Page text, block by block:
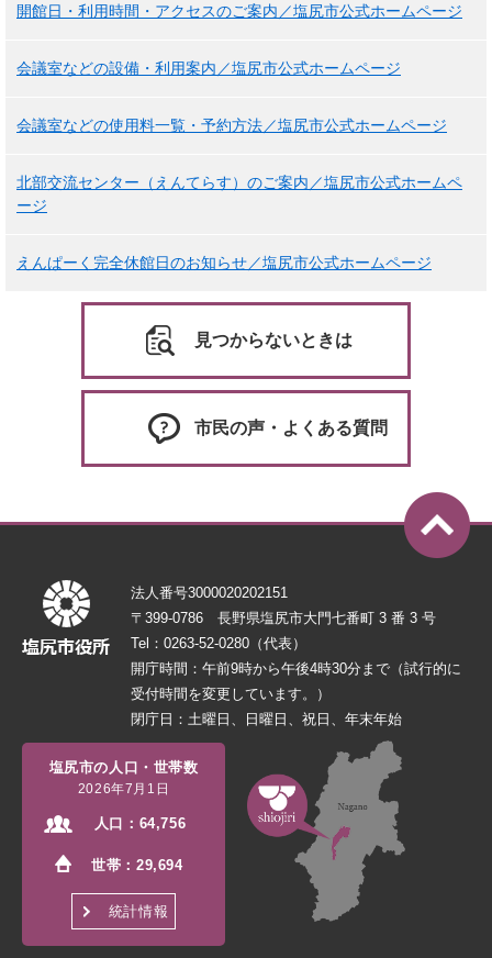
開館日・利用時間・アクセスのご案内／塩尻市公式ホームページ
会議室などの設備・利用案内／塩尻市公式ホームページ
会議室などの使用料一覧・予約方法／塩尻市公式ホームページ
北部交流センター（えんてらす）のご案内／塩尻市公式ホームペ
ージ
えんぱーく完全休館日のお知らせ／塩尻市公式ホームページ
見つからないときは
市民の声・よくある質問
法人番号3000020202151
〒399-0786 長野県塩尻市大門七番町 3 番 3 号
Tel：0263-52-0280（代表）
開庁時間：午前9時から午後4時30分まで（試行的に
受付時間を変更しています。）
閉庁日：土曜日、日曜日、祝日、年末年始
塩尻市の人口・世帯数
2026年7月1日
人口： 64,756
世帯：29,694
統計情報